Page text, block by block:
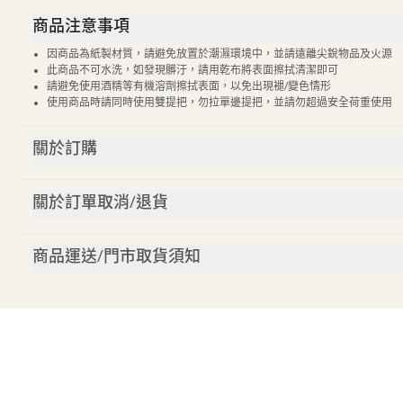
商品注意事項
因商品為紙製材質，請避免放置於潮濕環境中，並請遠離尖銳物品及火源
此商品不可水洗，如發現髒汙，請用乾布將表面擦拭清潔即可
請避免使用酒精等有機溶劑擦拭表面，以免出現褪/變色情形
使用商品時請同時使用雙提把，勿拉單邊提把，並請勿超過安全荷重使用
關於訂購
關於訂單取消/退貨
商品運送/門市取貨須知